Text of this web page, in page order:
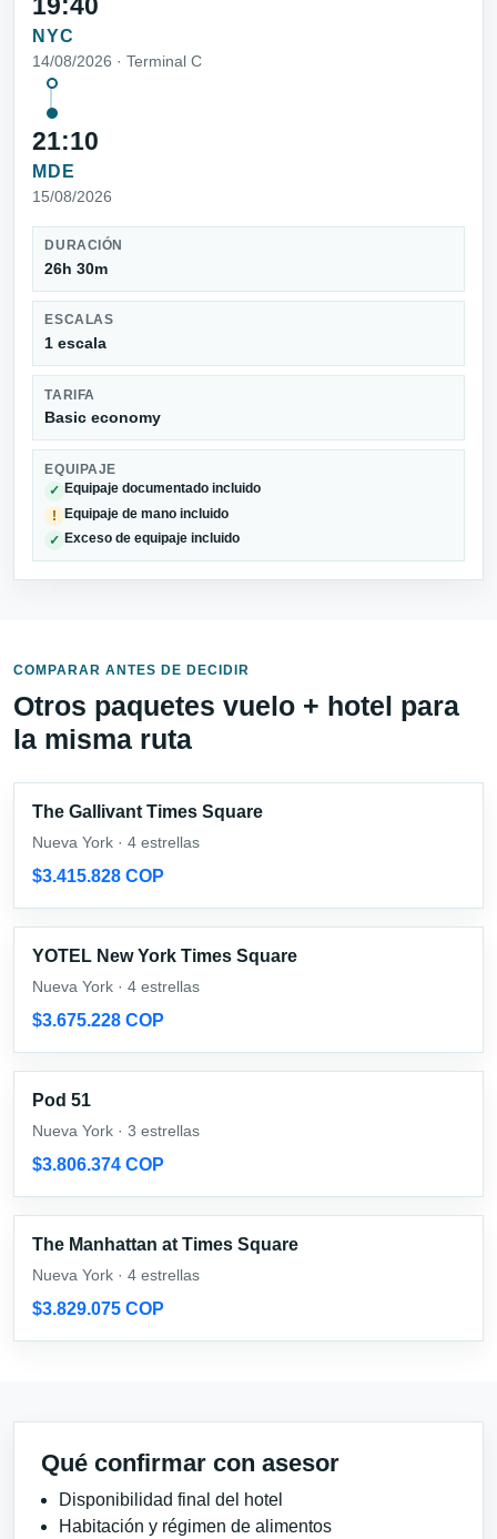
NYC
14/08/2026 · Terminal C
21:10
MDE
15/08/2026
DURACIÓN
26h 30m
ESCALAS
1 escala
TARIFA
Basic economy
EQUIPAJE
✓ Equipaje documentado incluido
! Equipaje de mano incluido
✓ Exceso de equipaje incluido
COMPARAR ANTES DE DECIDIR
Otros paquetes vuelo + hotel para
la misma ruta
The Gallivant Times Square
Nueva York · 4 estrellas
$3.415.828 COP
YOTEL New York Times Square
Nueva York · 4 estrellas
$3.675.228 COP
Pod 51
Nueva York · 3 estrellas
$3.806.374 COP
The Manhattan at Times Square
Nueva York · 4 estrellas
$3.829.075 COP
Qué confirmar con asesor
Disponibilidad final del hotel
Habitación y régimen de alimentos